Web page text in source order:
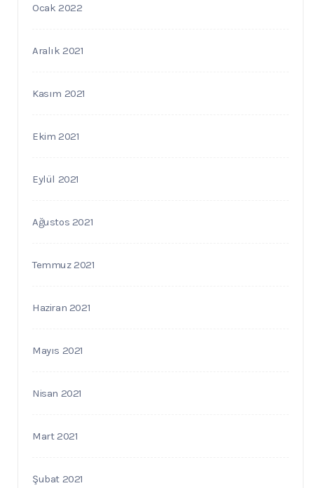
Ocak 2022
Aralık 2021
Kasım 2021
Ekim 2021
Eylül 2021
Ağustos 2021
Temmuz 2021
Haziran 2021
Mayıs 2021
Nisan 2021
Mart 2021
Şubat 2021